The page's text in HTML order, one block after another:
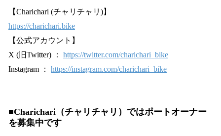
【Charichari (チャリチャリ)】
https://charichari.bike
【公式アカウント】
X (旧Twitter) ： https://twitter.com/charichari_bike
Instagram ： https://instagram.com/charichari_bike
■Charichari（チャリチャリ）ではポートオーナー
を募集中です